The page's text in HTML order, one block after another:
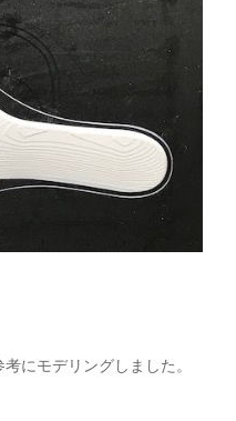
にモデリングしました。